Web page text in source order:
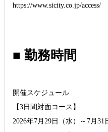
https://www.sicity.co.jp/access/
■ 勤務時間
開催スケジュール
【3日間対面コース】
2026年7月29日（水）～7月31